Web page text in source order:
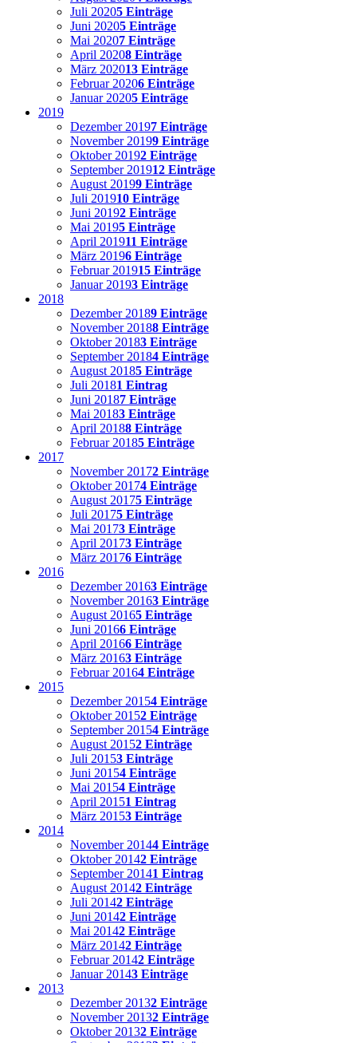
Juli 20205 Einträge
Juni 20205 Einträge
Mai 20207 Einträge
April 20208 Einträge
März 202013 Einträge
Februar 20206 Einträge
Januar 20205 Einträge
2019
Dezember 20197 Einträge
November 20199 Einträge
Oktober 20192 Einträge
September 201912 Einträge
August 20199 Einträge
Juli 201910 Einträge
Juni 20192 Einträge
Mai 20195 Einträge
April 201911 Einträge
März 20196 Einträge
Februar 201915 Einträge
Januar 20193 Einträge
2018
Dezember 20189 Einträge
November 20188 Einträge
Oktober 20183 Einträge
September 20184 Einträge
August 20185 Einträge
Juli 20181 Eintrag
Juni 20187 Einträge
Mai 20183 Einträge
April 20188 Einträge
Februar 20185 Einträge
2017
November 20172 Einträge
Oktober 20174 Einträge
August 20175 Einträge
Juli 20175 Einträge
Mai 20173 Einträge
April 20173 Einträge
März 20176 Einträge
2016
Dezember 20163 Einträge
November 20163 Einträge
August 20165 Einträge
Juni 20166 Einträge
April 20166 Einträge
März 20163 Einträge
Februar 20164 Einträge
2015
Dezember 20154 Einträge
Oktober 20152 Einträge
September 20154 Einträge
August 20152 Einträge
Juli 20153 Einträge
Juni 20154 Einträge
Mai 20154 Einträge
April 20151 Eintrag
März 20153 Einträge
2014
November 20144 Einträge
Oktober 20142 Einträge
September 20141 Eintrag
August 20142 Einträge
Juli 20142 Einträge
Juni 20142 Einträge
Mai 20142 Einträge
März 20142 Einträge
Februar 20142 Einträge
Januar 20143 Einträge
2013
Dezember 20132 Einträge
November 20132 Einträge
Oktober 20132 Einträge